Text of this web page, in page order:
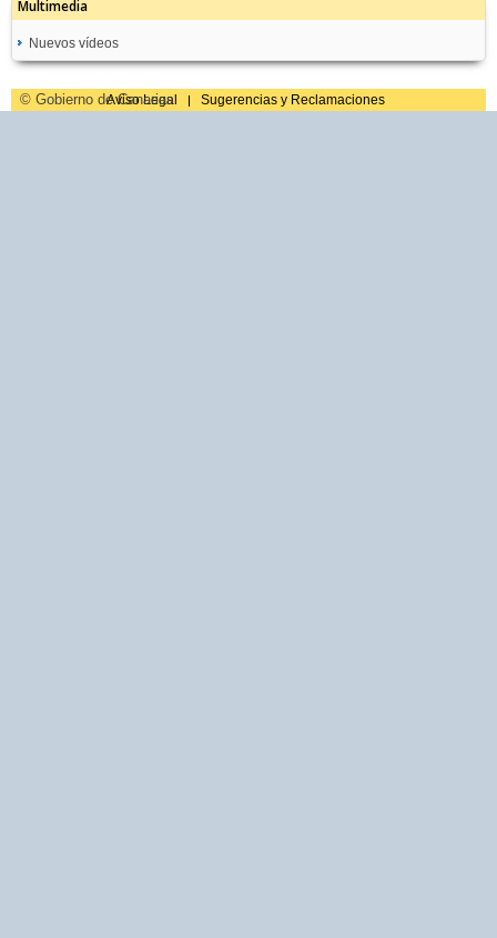
TF165 - Puerto Naos
Recomendaciones de Riegos
Multimedia
Nuevos vídeos
Aviso Legal Sugerencias y Reclamaciones
© Gobierno de Canarias